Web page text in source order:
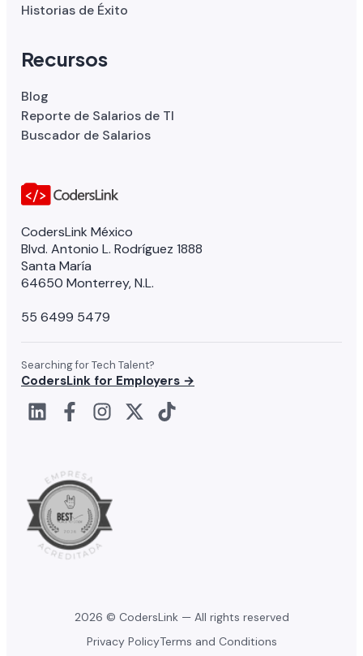
CodersLink México
Blvd. Antonio L. Rodríguez 1888
Santa María
64650 Monterrey, N.L.
55 6499 5479
Searching for Tech Talent?
CodersLink for Employers →
Historias de Éxito
Recursos
Blog
Reporte de Salarios de TI
Buscador de Salarios
2026 © CodersLink — All rights reserved
Privacy PolicyTerms and Conditions